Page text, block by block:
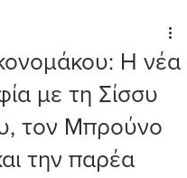
Η νέα
με τη Σίσσυ
τον Μπρούνο
την παρέα